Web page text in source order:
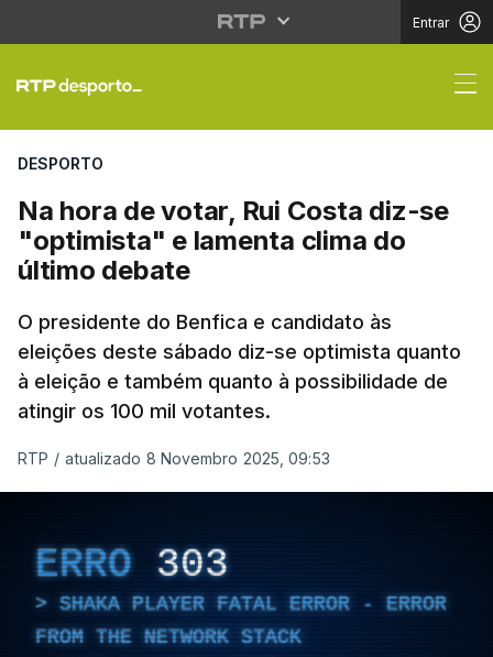
Entrar
Na hora de votar, Rui
DESPORTO
Na hora de votar, Rui Costa diz-se
"optimista" e lamenta clima do
último debate
O presidente do Benfica e candidato às
eleições deste sábado diz-se optimista quanto
à eleição e também quanto à possibilidade de
atingir os 100 mil votantes.
RTP / atualizado 8 Novembro 2025, 09:53
ERRO 303
SHAKA PLAYER FATAL ERROR - ERROR
FROM THE NETWORK STACK